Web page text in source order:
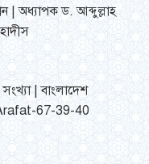
| অধ্যাপক ড. আব্দুল্লাহ
| বাংলাদেশ
67-39-40